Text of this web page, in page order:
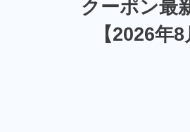
クーポン最
【2026年8